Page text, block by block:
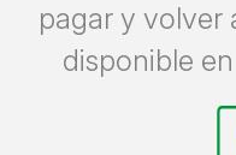
pagar y volver
disponible